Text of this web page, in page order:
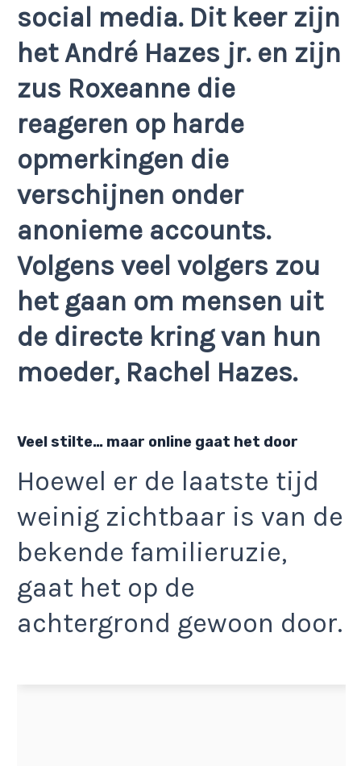
social media. Dit keer zijn
het André Hazes jr. en zijn
zus Roxeanne die
reageren op harde
opmerkingen die
verschijnen onder
anonieme accounts.
Volgens veel volgers zou
het gaan om mensen uit
de directe kring van hun
moeder, Rachel Hazes.
Veel stilte… maar online gaat het door
Hoewel er de laatste tijd
weinig zichtbaar is van de
bekende familieruzie,
gaat het op de
achtergrond gewoon door.